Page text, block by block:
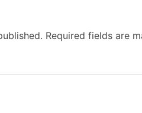
Required fields are